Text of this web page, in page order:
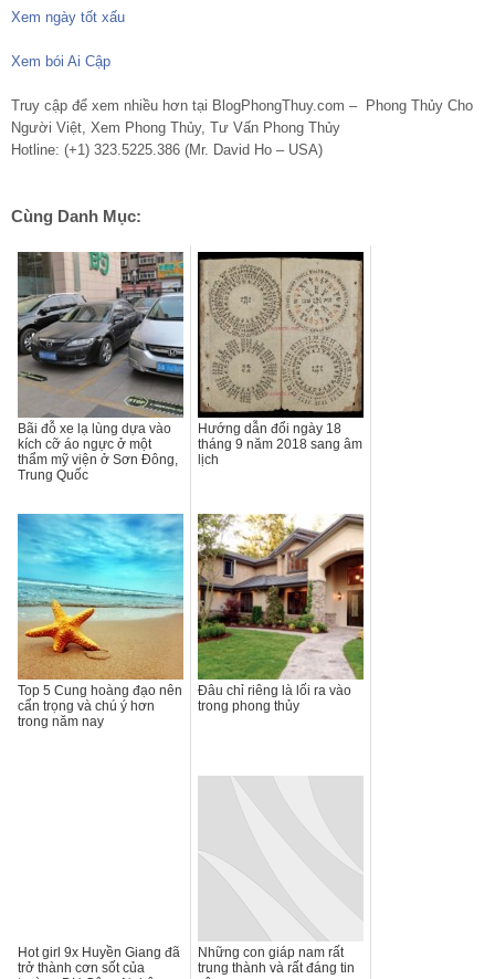
Xem ngày tốt xấu
Xem bói Ai Cập
Truy cập để xem nhiều hơn tại BlogPhongThuy.com – Phong Thủy Cho
Người Việt, Xem Phong Thủy, Tư Vấn Phong Thủy
Hotline: (+1) 323.5225.386 (Mr. David Ho – USA)
Cùng Danh Mục:
Bãi đỗ xe lạ lùng dựa vào
kích cỡ áo ngực ở một
thẩm mỹ viện ở Sơn Đông,
Trung Quốc
Hướng dẫn đổi ngày 18
tháng 9 năm 2018 sang âm
lịch
Top 5 Cung hoàng đạo nên
cẩn trọng và chú ý hơn
trong năm nay
Đâu chỉ riêng là lối ra vào
trong phong thủy
Hot girl 9x Huyền Giang đã
trở thành cơn sốt của
Những con giáp nam rất
trung thành và rất đáng tin